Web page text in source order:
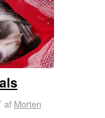
af Morten
kursus
af 2023